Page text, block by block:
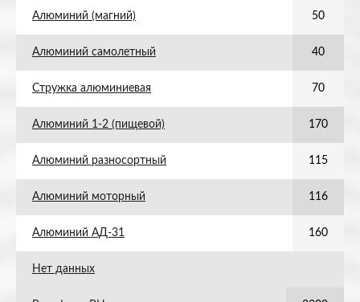
Алюминий (магний) 50
Алюминий самолетный 40
Стружка алюминиевая 70
Алюминий 1-2 (пищевой) 170
Алюминий разносортный 115
Алюминий моторный 116
Алюминий АД-31 160
Нет данных